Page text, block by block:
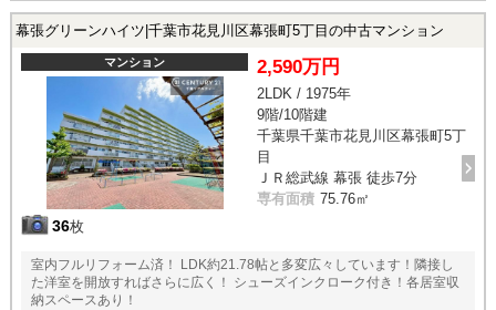
幕張グリーンハイツ|千葉市花見川区幕張町5丁目の中古マンション
マンション
36枚
2,590万円
2LDK / 1975年
9階/10階建
千葉県千葉市花見川区幕張町5丁
目
ＪＲ総武線 幕張 徒歩7分
専有面積 75.76㎡
室内フルリフォーム済！ LDK約21.78帖と多変広々しています！隣接し
た洋室を開放すればさらに広く！ シューズインクローク付き！各居室収
納スペースあり！